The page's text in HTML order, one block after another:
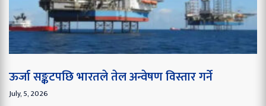
ऊर्जा सङ्कटपछि भारतले तेल अन्वेषण विस्तार गर्ने
July, 5, 2026